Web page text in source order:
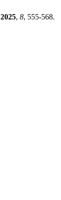
2025, 8, 555-568.